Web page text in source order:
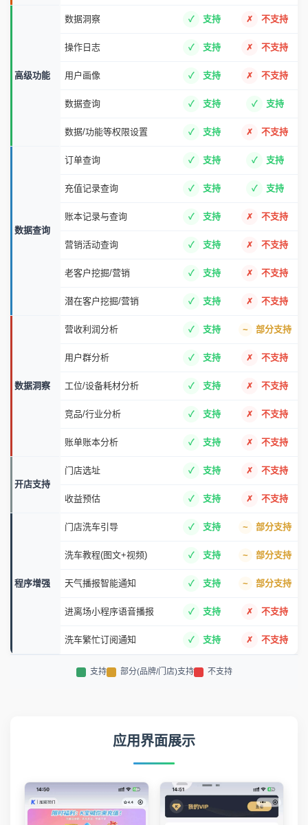
高级功能
数据洞察 支持 不支持
操作日志 支持 不支持
用户画像 支持 不支持
数据查询 支持 支持
数据/功能等权限设置 支持 不支持
数据查询
订单查询 支持 支持
充值记录查询 支持 支持
账本记录与查询 支持 不支持
营销活动查询 支持 不支持
老客户挖掘/营销 支持 不支持
潜在客户挖掘/营销 支持 不支持
数据洞察
营收利润分析 支持 部分支持
用户群分析 支持 不支持
工位/设备耗材分析 支持 不支持
竞品/行业分析 支持 不支持
账单账本分析 支持 不支持
开店支持
门店选址 支持 不支持
收益预估 支持 不支持
程序增强
门店洗车引导 支持 部分支持
洗车教程(图文+视频) 支持 部分支持
天气播报智能通知 支持 部分支持
进离场小程序语音播报 支持 不支持
洗车繁忙订阅通知 支持 不支持
支持 部分(品牌/门店)支持 不支持
应用界面展示